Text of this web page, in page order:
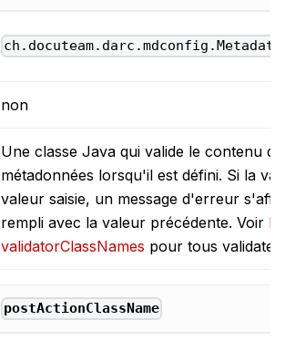
non
Une classe Java qui valide le contenu
métadonnées lorsqu'il est défini. Si la
valeur saisie, un message d'erreur
rempli avec la valeur précédente. Voir
validatorClassNames pour tous
postActionClassName